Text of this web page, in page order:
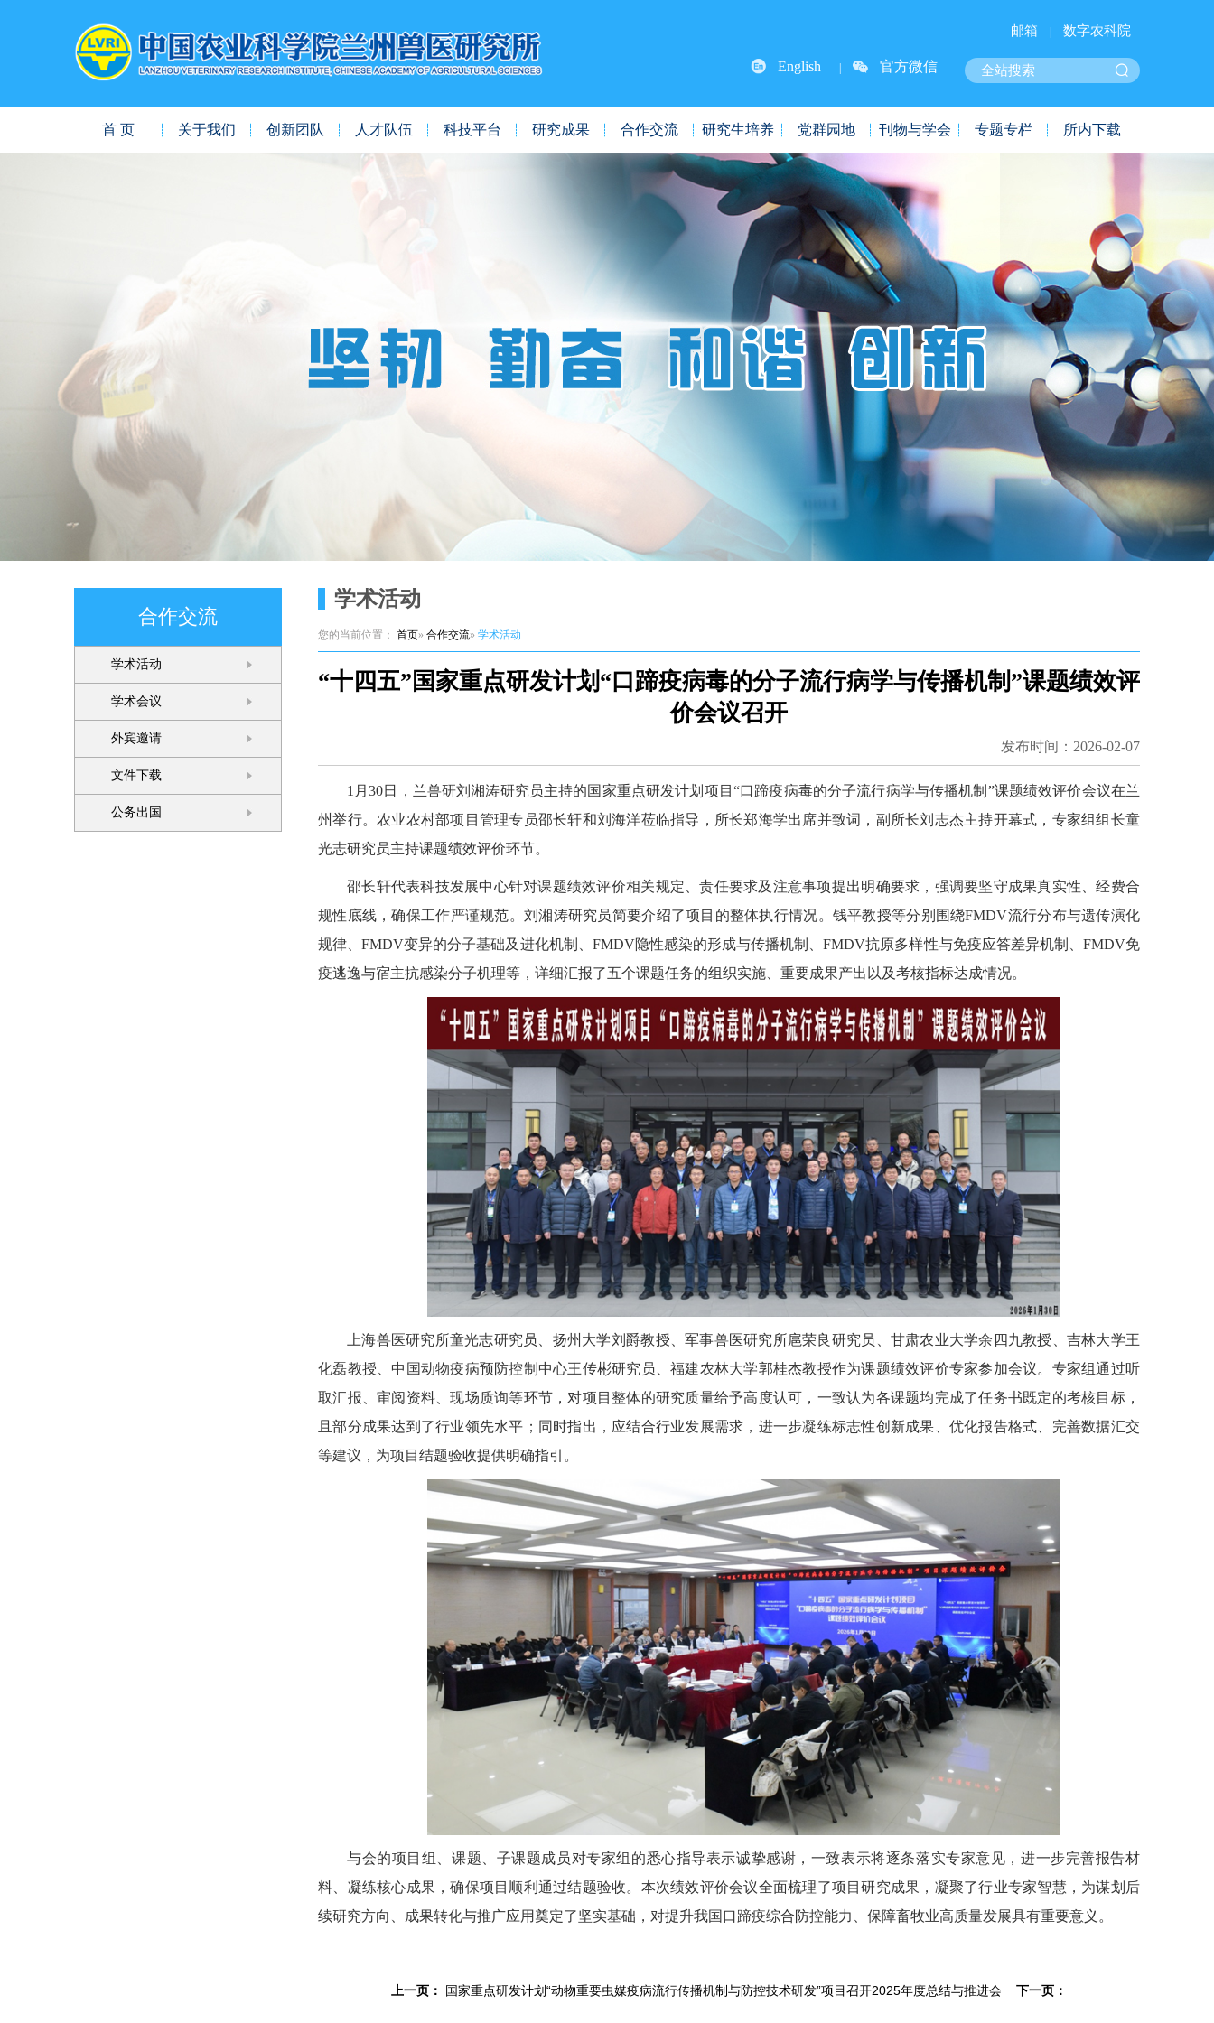
邮箱 数字农科院
English 官方微信
首 页 关于我们 创新团队 人才队伍 科技平台 研究成果 合作交流 研究生培养 党群园地 刊物与学会 专题专栏 所内下载
合作交流
学术活动
学术会议
外宾邀请
文件下载
公务出国
学术活动
您的当前位置： 首页» 合作交流» 学术活动
“十四五”国家重点研发计划“口蹄疫病毒的分子流行病学与传播机制”课题绩效评
价会议召开
发布时间：2026-02-07
1月30日，兰兽研刘湘涛研究员主持的国家重点研发计划项目“口蹄疫病毒的分子流行病学与传播机制”课题绩效评价会议在兰
州举行。农业农村部项目管理专员邵长轩和刘海洋莅临指导，所长郑海学出席并致词，副所长刘志杰主持开幕式，专家组组长童
光志研究员主持课题绩效评价环节。
邵长轩代表科技发展中心针对课题绩效评价相关规定、责任要求及注意事项提出明确要求，强调要坚守成果真实性、经费合
规性底线，确保工作严谨规范。刘湘涛研究员简要介绍了项目的整体执行情况。钱平教授等分别围绕FMDV流行分布与遗传演化
规律、FMDV变异的分子基础及进化机制、FMDV隐性感染的形成与传播机制、FMDV抗原多样性与免疫应答差异机制、FMDV免
疫逃逸与宿主抗感染分子机理等，详细汇报了五个课题任务的组织实施、重要成果产出以及考核指标达成情况。
上海兽医研究所童光志研究员、扬州大学刘爵教授、军事兽医研究所扈荣良研究员、甘肃农业大学余四九教授、吉林大学王
化磊教授、中国动物疫病预防控制中心王传彬研究员、福建农林大学郭桂杰教授作为课题绩效评价专家参加会议。专家组通过听
取汇报、审阅资料、现场质询等环节，对项目整体的研究质量给予高度认可，一致认为各课题均完成了任务书既定的考核目标，
且部分成果达到了行业领先水平；同时指出，应结合行业发展需求，进一步凝练标志性创新成果、优化报告格式、完善数据汇交
等建议，为项目结题验收提供明确指引。
与会的项目组、课题、子课题成员对专家组的悉心指导表示诚挚感谢，一致表示将逐条落实专家意见，进一步完善报告材
料、凝练核心成果，确保项目顺利通过结题验收。本次绩效评价会议全面梳理了项目研究成果，凝聚了行业专家智慧，为谋划后
续研究方向、成果转化与推广应用奠定了坚实基础，对提升我国口蹄疫综合防控能力、保障畜牧业高质量发展具有重要意义。
上一页： 国家重点研发计划“动物重要虫媒疫病流行传播机制与防控技术研发”项目召开2025年度总结与推进会 下一页：